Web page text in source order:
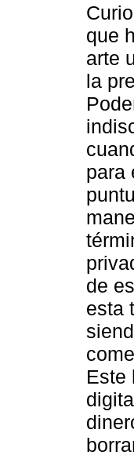
que
arte
la
para
de
esta
Este